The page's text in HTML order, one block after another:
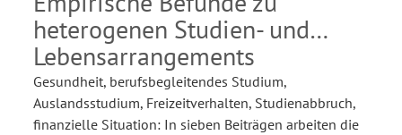
heterogenen Studien- und
Lebensarrangements
Gesundheit, berufsbegleitendes Studium,
Auslandsstudium, Freizeitverhalten, Studienabbruch,
finanzielle Situation: In sieben Beiträgen arbeiten die